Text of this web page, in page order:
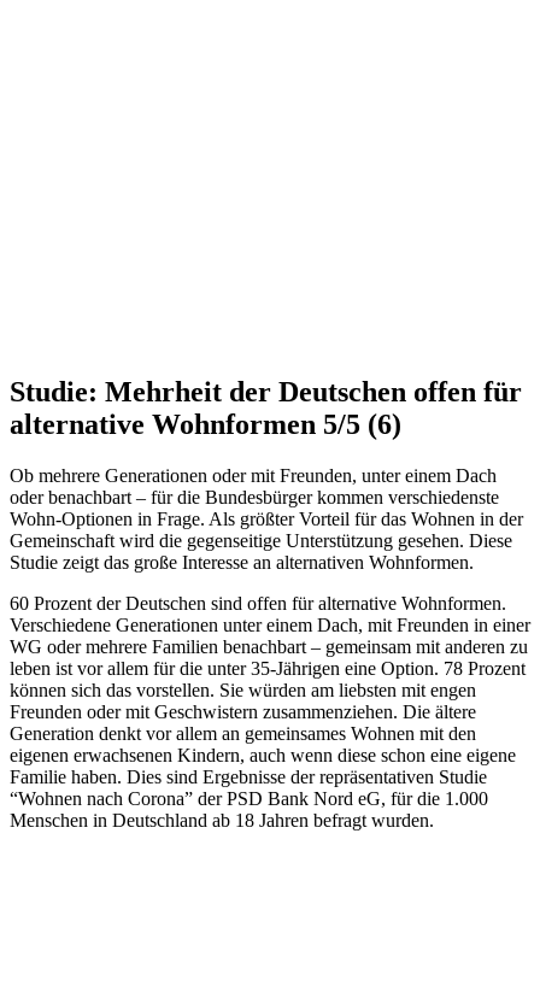
Studie: Mehrheit der Deutschen offen für
alternative Wohnformen 5/5 (6)
Ob mehrere Generationen oder mit Freunden, unter einem Dach
oder benachbart – für die Bundesbürger kommen verschiedenste
Wohn-Optionen in Frage. Als größter Vorteil für das Wohnen in der
Gemeinschaft wird die gegenseitige Unterstützung gesehen. Diese
Studie zeigt das große Interesse an alternativen Wohnformen.
60 Prozent der Deutschen sind offen für alternative Wohnformen.
Verschiedene Generationen unter einem Dach, mit Freunden in einer
WG oder mehrere Familien benachbart – gemeinsam mit anderen zu
leben ist vor allem für die unter 35-Jährigen eine Option. 78 Prozent
können sich das vorstellen. Sie würden am liebsten mit engen
Freunden oder mit Geschwistern zusammenziehen. Die ältere
Generation denkt vor allem an gemeinsames Wohnen mit den
eigenen erwachsenen Kindern, auch wenn diese schon eine eigene
Familie haben. Dies sind Ergebnisse der repräsentativen Studie
“Wohnen nach Corona” der PSD Bank Nord eG, für die 1.000
Menschen in Deutschland ab 18 Jahren befragt wurden.